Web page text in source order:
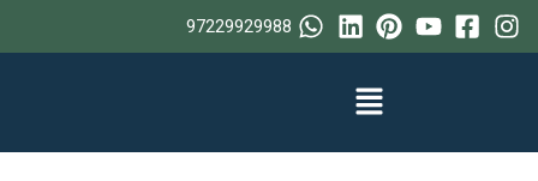
تخطي
إلى
97229929988